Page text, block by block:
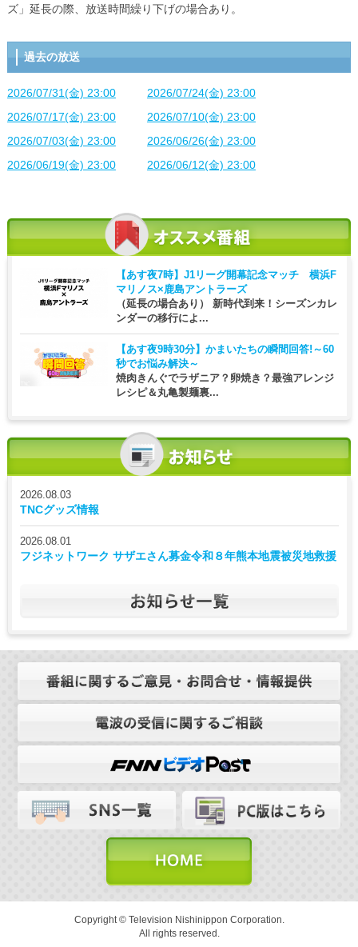
ズ」延長の際、放送時間繰り下げの場合あり。
過去の放送
2026/07/31(金) 23:00
2026/07/24(金) 23:00
2026/07/17(金) 23:00
2026/07/10(金) 23:00
2026/07/03(金) 23:00
2026/06/26(金) 23:00
2026/06/19(金) 23:00
2026/06/12(金) 23:00
【あす夜7時】 J1リーグ開幕記念マッチ 横浜F
マリノス×鹿島アントラーズ
（延長の場合あり） 新時代到来！シーズンカレ
ンダーの移行によ...
【あす夜9時30分】 かまいたちの瞬間回答!～60
秒でお悩み解決～
焼肉きんぐでラザニア？卵焼き？最強アレンジ
レシピ＆丸亀製麺裏...
2026.08.03
TNCグッズ情報
2026.08.01
フジネットワーク サザエさん募金令和８年熊本地震被災地救援
Copyright © Television Nishinippon Corporation.
All rights reserved.